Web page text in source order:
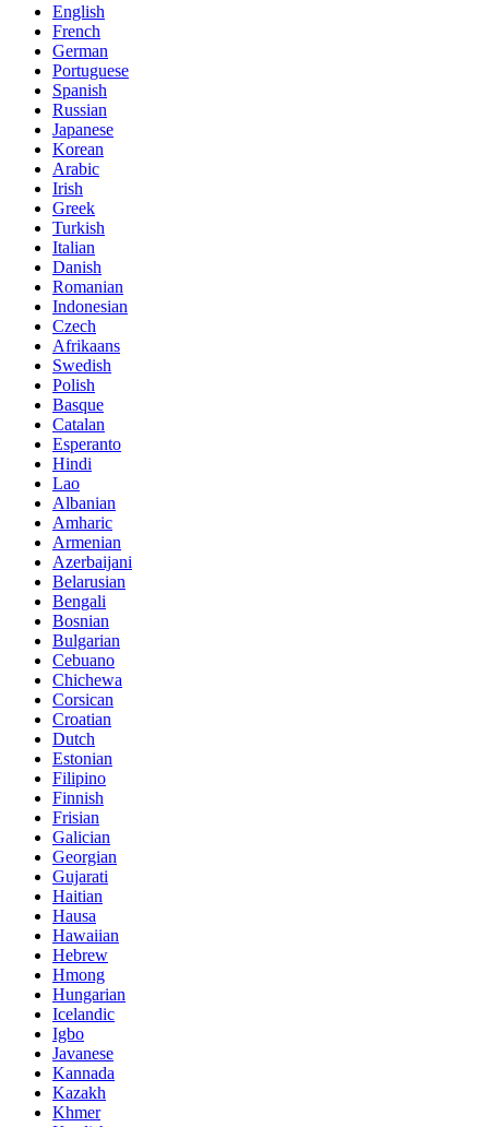
English
French
German
Portuguese
Spanish
Russian
Japanese
Korean
Arabic
Irish
Greek
Turkish
Italian
Danish
Romanian
Indonesian
Czech
Afrikaans
Swedish
Polish
Basque
Catalan
Esperanto
Hindi
Lao
Albanian
Amharic
Armenian
Azerbaijani
Belarusian
Bengali
Bosnian
Bulgarian
Cebuano
Chichewa
Corsican
Croatian
Dutch
Estonian
Filipino
Finnish
Frisian
Galician
Georgian
Gujarati
Haitian
Hausa
Hawaiian
Hebrew
Hmong
Hungarian
Icelandic
Igbo
Javanese
Kannada
Kazakh
Khmer